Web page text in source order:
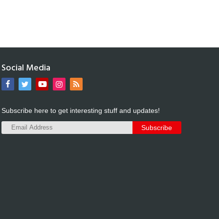
Social Media
Subscribe here to get interesting stuff and updates!